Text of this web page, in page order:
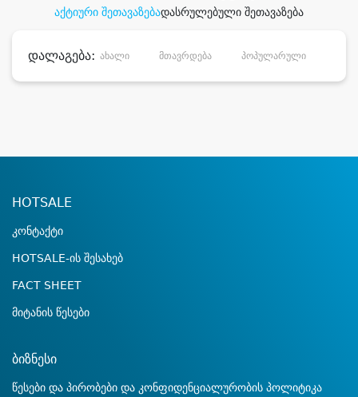
აქტიური შეთავაზებადასრულებული შეთავაზება
დალაგება: ახალი მთავრდება პოპულარული
HOTSALE
კონტაქტი
HOTSALE-ის შესახებ
FACT SHEET
მიტანის წესები
ბიზნესი
წესები და პირობები და კონფიდენციალურობის პოლიტიკა